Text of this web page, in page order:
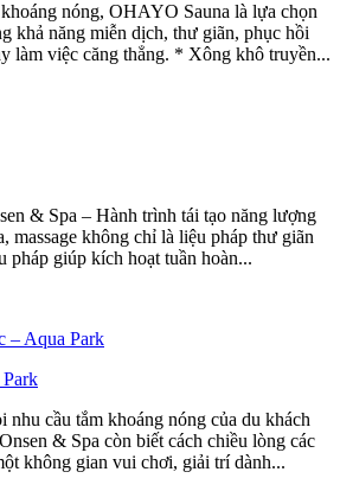
nóng, OHAYO Sauna là lựa chọn
khả năng miễn dịch, thư giãn, phục hồi
làm việc căng thẳng. * Xông khô truyền...
& Spa – Hành trình tái tạo năng lượng
massage không chỉ là liệu pháp thư giãn
pháp giúp kích hoạt tuần hoàn...
cầu tắm khoáng nóng của du khách
& Spa còn biết cách chiều lòng các
không gian vui chơi, giải trí dành...